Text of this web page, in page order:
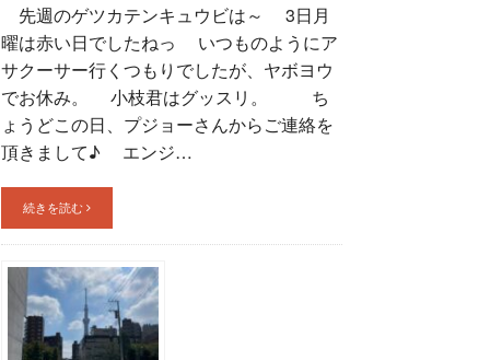
先週のゲツカテンキュウビは～ 3日月
曜は赤い日でしたねっ いつものようにア
サクーサー行くつもりでしたが、ヤボヨウ
でお休み。 小枝君はグッスリ。 ち
ょうどこの日、プジョーさんからご連絡を
頂きまして♪ エンジ…
続きを読む